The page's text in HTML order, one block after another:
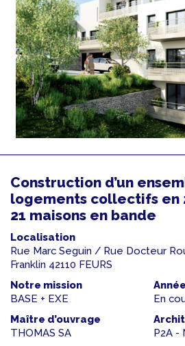
Construction d’un
logements collectifs en
21 maisons en bande
Localisation
Rue Marc Seguin / Rue Docteur
Franklin 42110 FEURS
Notre mission
BASE + EXE
Année
En
Maître d’ouvrage
THOMAS SA
P2A -